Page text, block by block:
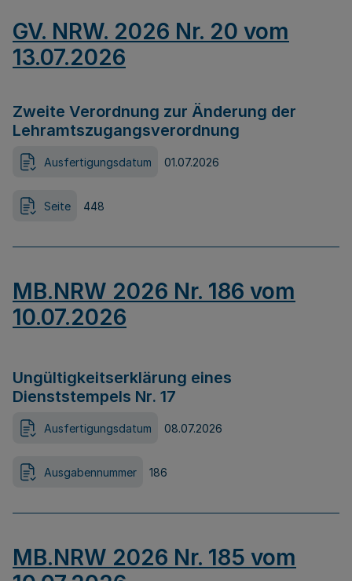
GV. NRW. 2026 Nr. 20 vom
13.07.2026
Zweite Verordnung zur Änderung der
Lehramtszugangsverordnung
Ausfertigungsdatum 01.07.2026
Seite 448
MB.NRW 2026 Nr. 186 vom
10.07.2026
Ungültigkeitserklärung eines
Dienststempels Nr. 17
Ausfertigungsdatum 08.07.2026
Ausgabennummer 186
MB.NRW 2026 Nr. 185 vom